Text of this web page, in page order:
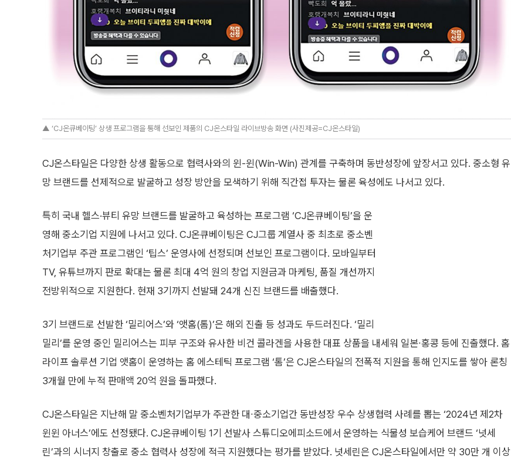
▲ ‘CJ온큐베이팅’ 상생 프로그램을 통해 선보인 제품의 CJ온스타일 라이브방송 화면 (사진제공=CJ온스타일)
CJ온스타일은 다양한 상생 활동으로 협력사와의 윈-윈(Win-Win) 관계를 구축하며 동반성장에 앞장서고 있다. 중소형 유
망 브랜드를 선제적으로 발굴하고 성장 방안을 모색하기 위해 직간접 투자는 물론 육성에도 나서고 있다.
특히 국내 헬스·뷰티 유망 브랜드를 발굴하고 육성하는 프로그램 ‘CJ온큐베이팅’을 운
영해 중소기업 지원에 나서고 있다. CJ온큐베이팅은 CJ그룹 계열사 중 최초로 중소벤
처기업부 주관 프로그램인 ‘팁스’ 운영사에 선정되며 선보인 프로그램이다. 모바일부터
TV, 유튜브까지 판로 확대는 물론 최대 4억 원의 창업 지원금과 마케팅, 품질 개선까지
전방위적으로 지원한다. 현재 3기까지 선발돼 24개 신진 브랜드를 배출했다.
3기 브랜드로 선발한 ‘밀리어스’와 ‘앳홈(톰)’은 해외 진출 등 성과도 두드러진다. ‘밀리
밀리’를 운영 중인 밀리어스는 피부 구조와 유사한 비건 콜라겐을 사용한 대표 상품을 내세워 일본∙홍콩 등에 진출했다. 홈
라이프 솔루션 기업 앳홈이 운영하는 홈 에스테틱 프로그램 ‘톰’은 CJ온스타일의 전폭적 지원을 통해 인지도를 쌓아 론칭
3개월 만에 누적 판매액 20억 원을 돌파했다.
CJ온스타일은 지난해 말 중소벤처기업부가 주관한 대∙중소기업간 동반성장 우수 상생협력 사례를 뽑는 ‘2024년 제2차
윈윈 아너스’에도 선정됐다. CJ온큐베이팅 1기 선발사 스튜디오에피소드에서 운영하는 식물성 보습케어 브랜드 ‘넛세
린’과의 시너지 창출로 중소 협력사 성장에 적극 지원했다는 평가를 받았다. 넛세린은 CJ온스타일에서만 약 30만 개 이상